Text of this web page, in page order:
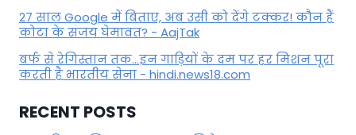
27 साल Google में बिताए, अब उसी को देंगे टक्कर! कौन हैं
कोटा के संजय घेमावत? - AajTak
बर्फ से रेगिस्तान तक...इन गाड़ियों के दम पर हर मिशन पूरा
करती है भारतीय सेना - hindi.news18.com
RECENT POSTS